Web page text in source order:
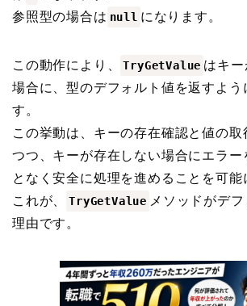
参照型の場合は null になります。
この動作により、 TryGetValue はキ
場合に、型のデフォルト値を返すよう
す。
この挙動は、キーの存在確認と値の取
つつ、キーが存在しない場合にエラー
となく安全に処理を進めることを可能
これが、
TryGetValue メソッドがデ
理由です。